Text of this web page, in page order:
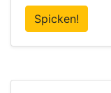
Spicken!